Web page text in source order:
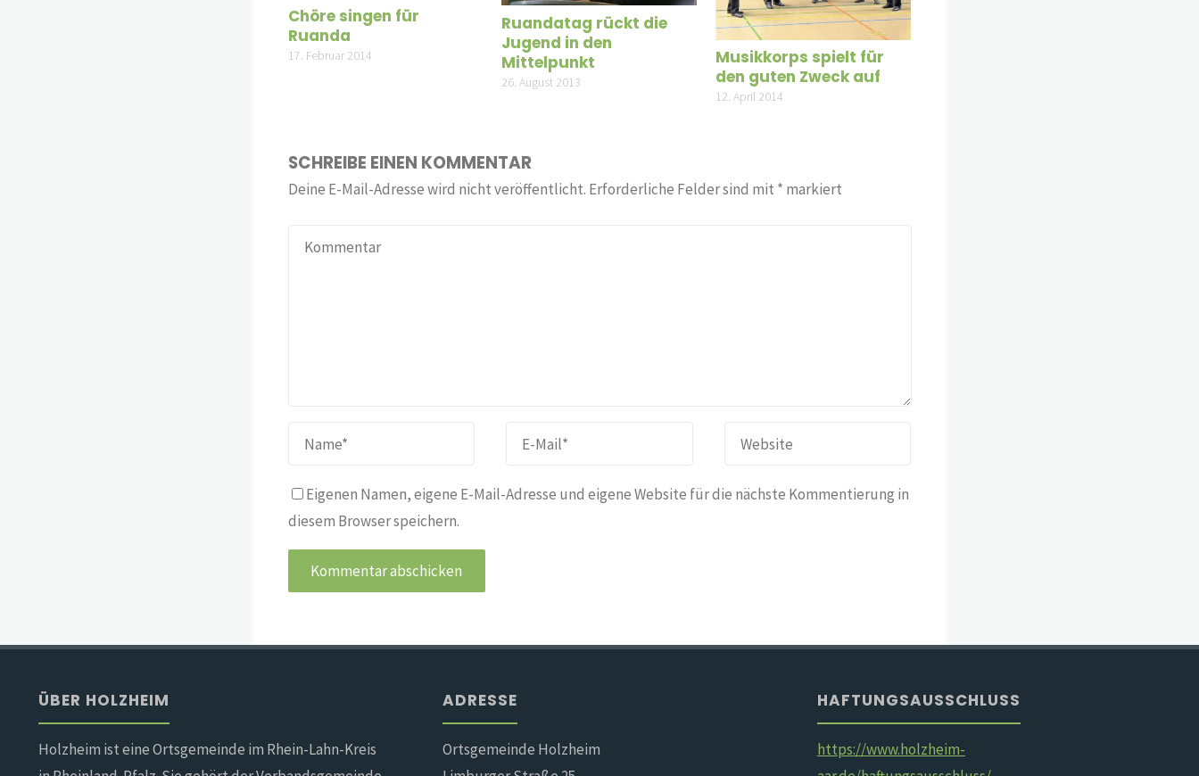
Chöre singen für
Ruanda
17. Februar 2014
Ruandatag rückt die
Jugend in den
Mittelpunkt
26. August 2013
Musikkorps spielt für
den guten Zweck auf
12. April 2014
SCHREIBE EINEN KOMMENTAR
Deine E-Mail-Adresse wird nicht veröffentlicht. Erforderliche Felder sind mit * markiert
Eigenen Namen, eigene E-Mail-Adresse und eigene Website für die nächste Kommentierung in
diesem Browser speichern.
ÜBER HOLZHEIM
Holzheim ist eine Ortsgemeinde im Rhein-Lahn-Kreis
ADRESSE
Ortsgemeinde Holzheim
HAFTUNGSAUSSCHLUSS
https://www.holzheim-